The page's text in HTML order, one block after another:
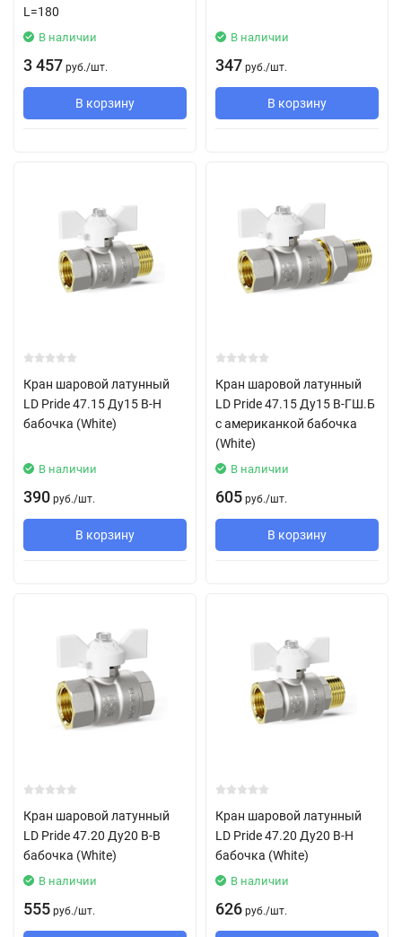
L=180
В наличии
3 457 руб./шт.
В корзину
В наличии
347 руб./шт.
В корзину
Кран шаровой латунный
LD Pride 47.15 Ду15 В-Н
бабочка (White)
В наличии
390 руб./шт.
В корзину
Кран шаровой латунный
LD Pride 47.15 Ду15 В-ГШ.Б
с американкой бабочка
(White)
В наличии
605 руб./шт.
В корзину
Кран шаровой латунный
LD Pride 47.20 Ду20 В-В
бабочка (White)
В наличии
555 руб./шт.
Кран шаровой латунный
LD Pride 47.20 Ду20 В-Н
бабочка (White)
В наличии
626 руб./шт.